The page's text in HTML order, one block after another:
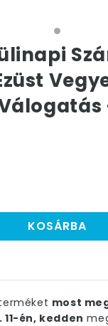
KOSÁRBA
most
11-én, kedden